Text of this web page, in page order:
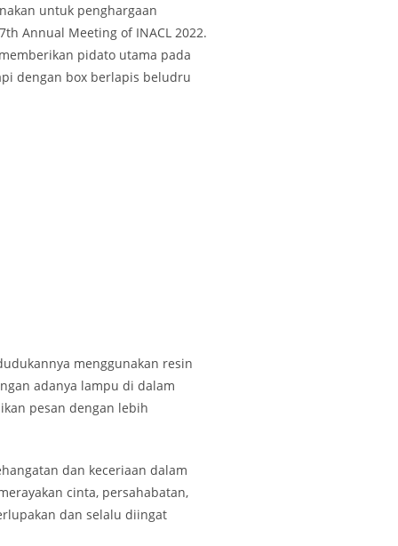
untuk penghargaan
Annual Meeting of INACL 2022.
pidato utama pada
dengan box berlapis beludru
menggunakan resin
adanya lampu di dalam
pesan dengan lebih
dan keceriaan dalam
cinta, persahabatan,
dan selalu diingat